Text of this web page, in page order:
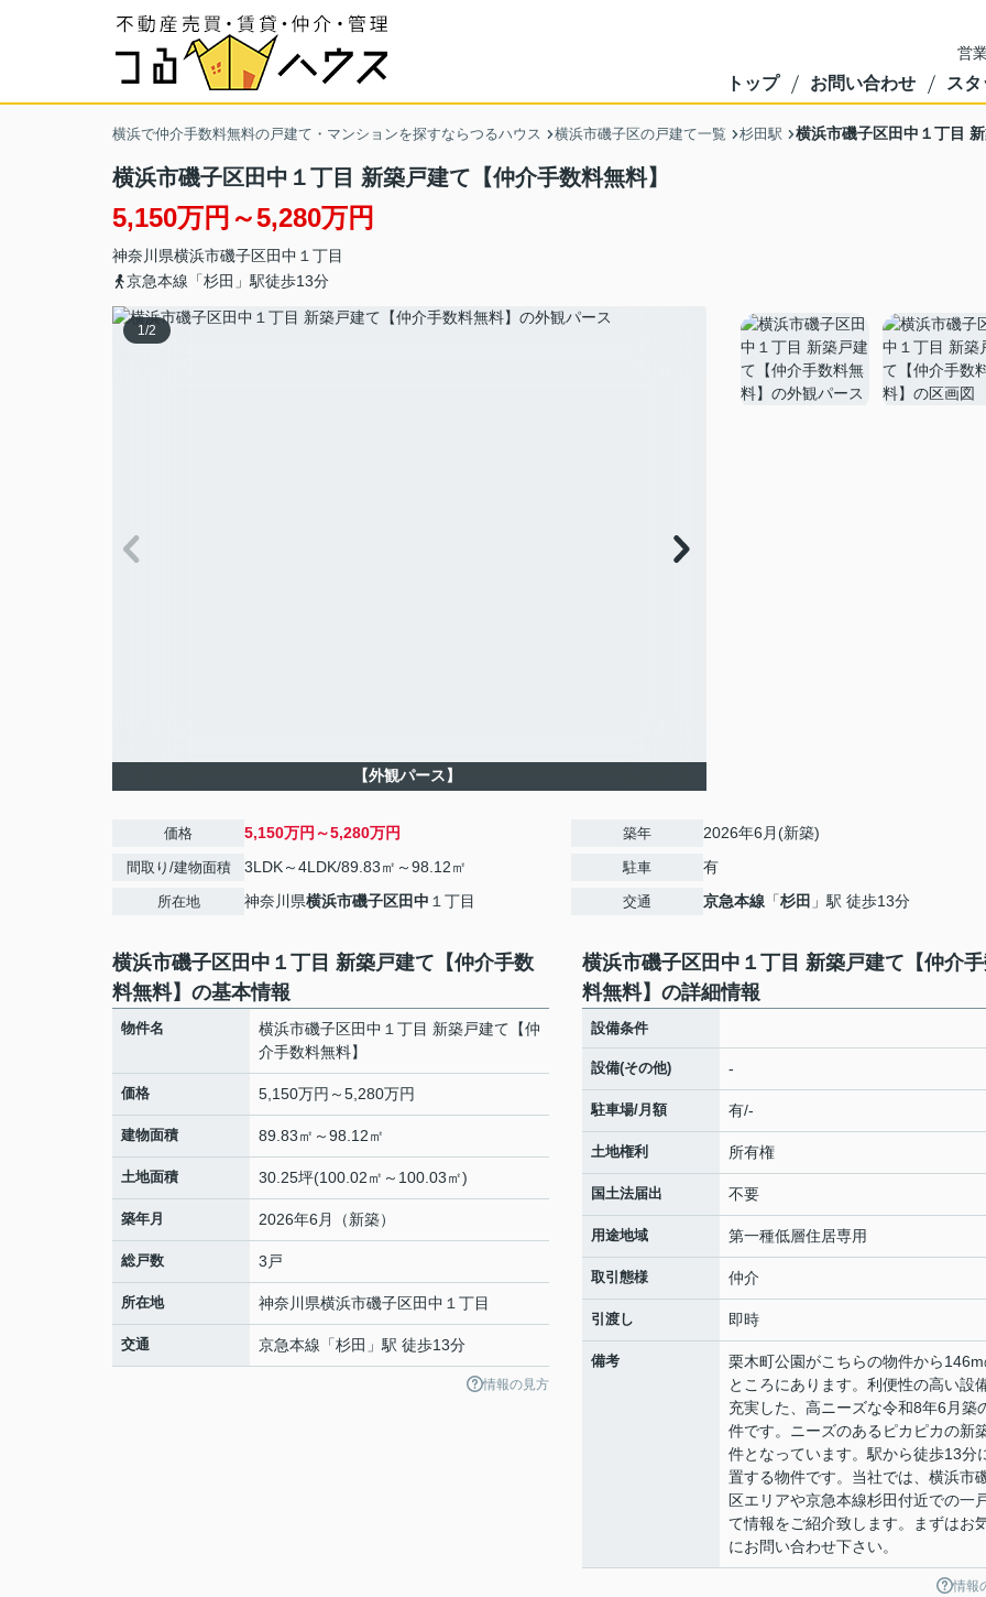
営
トップ お問い合わせ ス
横浜で仲介手数料無料の戸建て・マンションを探すならつるハウス 横浜市磯子区の戸建て一覧 杉田駅 横浜市磯子区田中１丁目
横浜市磯子区田中１丁目 新築戸建て【仲介手数料無料】
5,150万円～5,280万円
神奈川県横浜市磯子区田中 １丁目
京急本線「杉田」駅徒歩13分
1/2
【外観パース】
価格 5,150万円～5,280万円
間取り/建物面積 3LDK～4LDK/89.83㎡～98.12㎡
所在地 神奈川県横浜市磯子区田中 １丁目
築年 2026年6月(新築)
駐車 有
交通 京急本線 「杉田 」駅 徒歩13分
横浜市磯子区田中１丁目 新築戸建て【仲介手数
料無料】の基本情報
物件名
横浜市磯子区田中１丁目 新築戸建て【仲
介手数料無料】
価格 5,150万円～5,280万円
建物面積 89.83㎡～98.12㎡
土地面積 30.25坪(100.02㎡～100.03㎡)
築年月 2026年6月（新築）
総戸数 3戸
所在地 神奈川県横浜市磯子区田中 １丁目
交通 京急本線 「杉田 」駅 徒歩13分
情報の見方
横浜市磯子区田中１丁目 新築戸建て【仲介
料無料】の詳細情報
設備条件
設備(その他) -
駐車場/月額 有/-
土地権利 所有権
国土法届出 不要
用途地域 第一種低層住居専用
取引態様 仲介
引渡し 即時
備考
栗木町公園がこちらの物件から
ところにあります。利便性の高い設
充実した、高ニーズな令和8年6月築
件です。ニーズのあるピカピカの新
件となっています。駅から徒歩13分
置する物件です。当社では、横浜市
区エリアや京急本線杉田付近での一
て情報をご紹介致します。まずはお
にお問い合わせ下さい。
情報